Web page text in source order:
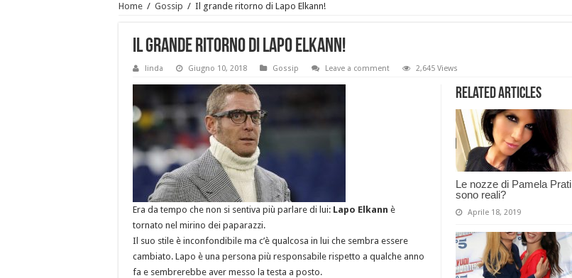
Home / Gossip / Il grande ritorno di Lapo Elkann!
Il grande ritorno di Lapo Elkann!
linda Giugno 10, 2018 Gossip Leave a comment 2,645 Views
Related Articles
Le nozze di Pamela Prati
sono reali?
Aprile 18, 2019
Era da tempo che non si sentiva più parlare di lui: Lapo Elkann è
tornato nel mirino dei paparazzi.
Il suo stile è inconfondibile ma c’è qualcosa in lui che sembra essere
cambiato. Lapo è una persona più responsabile rispetto a qualche anno
fa e sembrerebbe aver messo la testa a posto.